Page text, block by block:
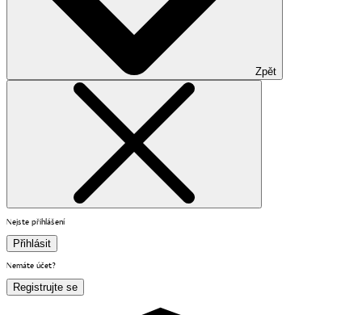
Zpět
Nejste přihlášení
Přihlásit
Nemáte účet?
Registrujte se